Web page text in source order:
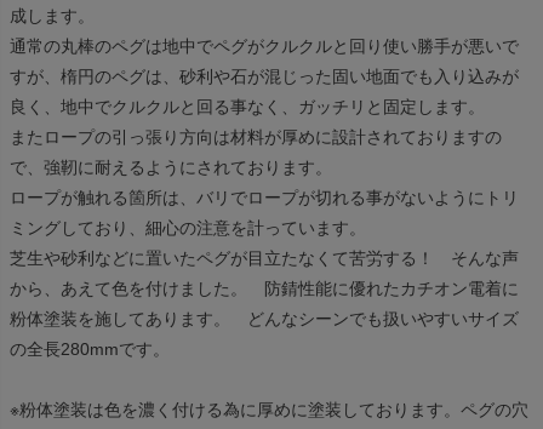
成します。
通常の丸棒のペグは地中でペグがクルクルと回り使い勝手が悪いで
すが、楕円のペグは、砂利や石が混じった固い地面でも入り込みが
良く、地中でクルクルと回る事なく、ガッチリと固定します。
またロープの引っ張り方向は材料が厚めに設計されておりますの
で、強靭に耐えるようにされております。
ロープが触れる箇所は、バリでロープが切れる事がないようにトリ
ミングしており、細心の注意を計っています。
芝生や砂利などに置いたペグが目立たなくて苦労する！ そんな声
から、あえて色を付けました。 防錆性能に優れたカチオン電着に
粉体塗装を施してあります。 どんなシーンでも扱いやすいサイズ
の全長280mmです。
※粉体塗装は色を濃く付ける為に厚めに塗装しております。ペグの穴